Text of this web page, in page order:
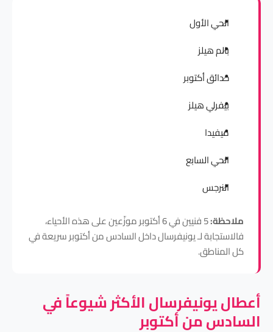
الحي الأول
بالم هيلز
حدائق أكتوبر
بيفرلي هيلز
ميفيدا
الحي السابع
النرجس
ملاحظة:
5 فنيين في 6 أكتوبر موزّعين على هذه الأحياء،
فالاستجابة لـ يونيفرسال داخل السادس من أكتوبر سريعة في
كل المناطق.
أعطال يونيفرسال الأكثر شيوعاً في
السادس من أكتوبر